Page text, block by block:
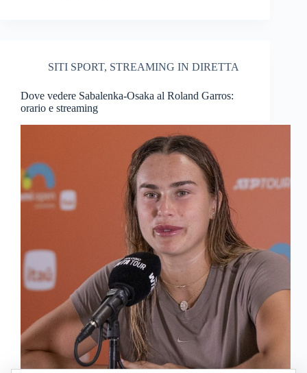
SITI SPORT, STREAMING IN DIRETTA
Dove vedere Sabalenka-Osaka al Roland Garros:
orario e streaming